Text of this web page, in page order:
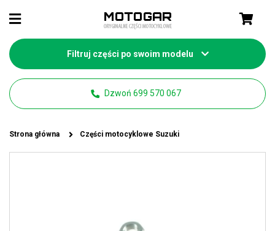
Filtruj części po swoim modelu
Dzwoń 699 570 067
Strona główna Części motocyklowe Suzuki